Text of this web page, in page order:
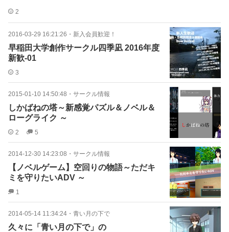
2
2016-03-29 16:21:26 ・ 新入会員歓迎！
早稲田大学創作サークル四季凪 2016年度
新歓-01
3
2015-01-10 14:50:48 ・ サークル情報
しかばねの塔～新感覚パズル＆ノベル＆
ローグライク ～
2 5
2014-12-30 14:23:08 ・ サークル情報
【ノベルゲーム】空回りの物語～ただキ
ミを守りたいADV ～
1
2014-05-14 11:34:24 ・ 青い月の下で
久々に「青い月の下で」の